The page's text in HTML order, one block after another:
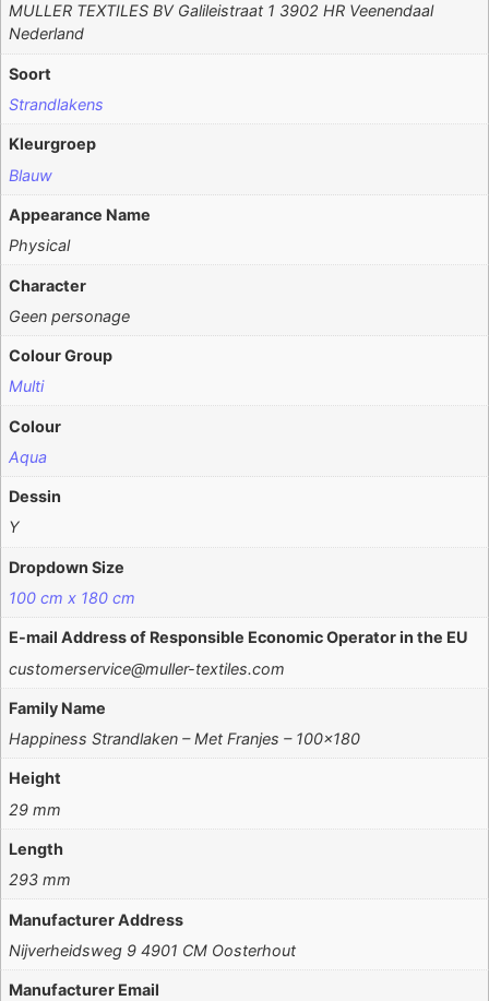
MULLER TEXTILES BV Galileistraat 1 3902 HR Veenendaal
Nederland
Soort
Strandlakens
Kleurgroep
Blauw
Appearance Name
Physical
Character
Geen personage
Colour Group
Multi
Colour
Aqua
Dessin
Y
Dropdown Size
100 cm x 180 cm
E-mail Address of Responsible Economic Operator in the EU
customerservice@muller-textiles.com
Family Name
Happiness Strandlaken – Met Franjes – 100×180
Height
29 mm
Length
293 mm
Manufacturer Address
Nijverheidsweg 9 4901 CM Oosterhout
Manufacturer Email